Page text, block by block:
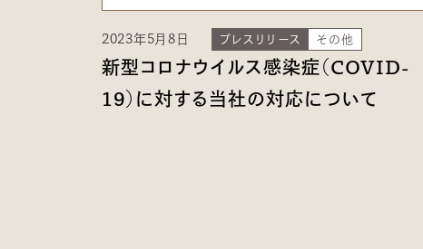
2023年5月8日 プレスリリース その他
新型コロナウイルス感染症（COVID-
19）に対する当社の対応について